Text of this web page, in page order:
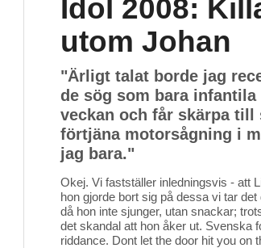
Idol 2008:
utom Johan
"Ärligt talat borde jag
de sög som bara
veckan och får skärpa
förtjäna motorsågning i
jag bara."
Okej. Vi fastställer inledningsvis - att
hon gjorde bort sig på dessa vi tar
då hon inte sjunger, utan snackar;
det skandal att hon åker ut. Svenska
riddance. Dont let the door hit you on